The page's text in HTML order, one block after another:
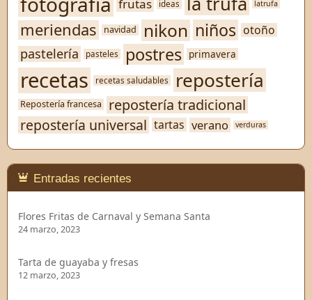
frutas ideas latrufa
meriendas navidad nikon niños otoño
pastelería pasteles postres primavera
recetas recetas saludables repostería
Repostería francesa
repostería tradicional
repostería universal tartas verano verduras
Entradas recientes
Flores Fritas de Carnaval y Semana Santa
24 marzo, 2023
Tarta de guayaba y fresas
12 marzo, 2023